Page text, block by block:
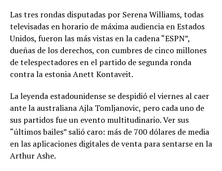
Las tres rondas disputadas por Serena Williams, todas
televisadas en horario de máxima audiencia en Estados
Unidos, fueron las más vistas en la cadena “ESPN”,
dueñas de los derechos, con cumbres de cinco millones
de telespectadores en el partido de segunda ronda
contra la estonia Anett Kontaveit.
La leyenda estadounidense se despidió el viernes al caer
ante la australiana Ajla Tomljanovic, pero cada uno de
sus partidos fue un evento multitudinario. Ver sus
“últimos bailes” salió caro: más de 700 dólares de media
en las aplicaciones digitales de venta para sentarse en la
Arthur Ashe.